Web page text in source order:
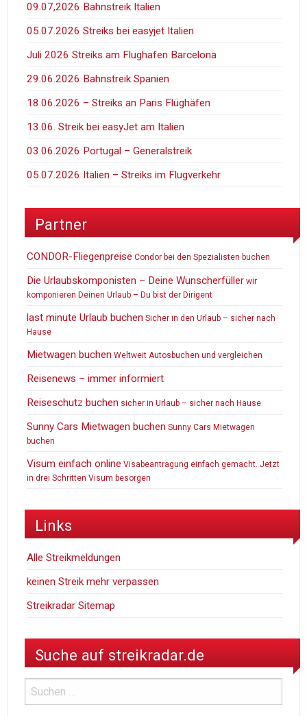
09.07,2026 Bahnstreik Italien
05.07.2026 Streiks bei easyjet Italien
Juli 2026 Streiks am Flughafen Barcelona
29.06.2026 Bahnstreik Spanien
18.06.2026 – Streiks an Paris Flüghäfen
13.06. Streik bei easyJet am Italien
03.06.2026 Portugal – Generalstreik
05.07.2026 Italien – Streiks im Flugverkehr
Partner
CONDOR-Fliegenpreise Condor bei den Spezialisten buchen
Die Urlaubskomponisten – Deine Wunscherfüller wir
komponieren Deinen Urlaub – Du bist der Dirigent
last minute Urlaub buchen Sicher in den Urlaub – sicher nach
Hause
Mietwagen buchen Weltweit Autosbuchen und vergleichen
Reisenews – immer informiert
Reiseschutz buchen sicher in Urlaub – sicher nach Hause
Sunny Cars Mietwagen buchen Sunny Cars Mietwagen
buchen
Visum einfach online Visabeantragung einfach gemacht. Jetzt
in drei Schritten Visum besorgen
Links
Alle Streikmeldungen
keinen Streik mehr verpassen
Streikradar Sitemap
Suche auf streikradar.de